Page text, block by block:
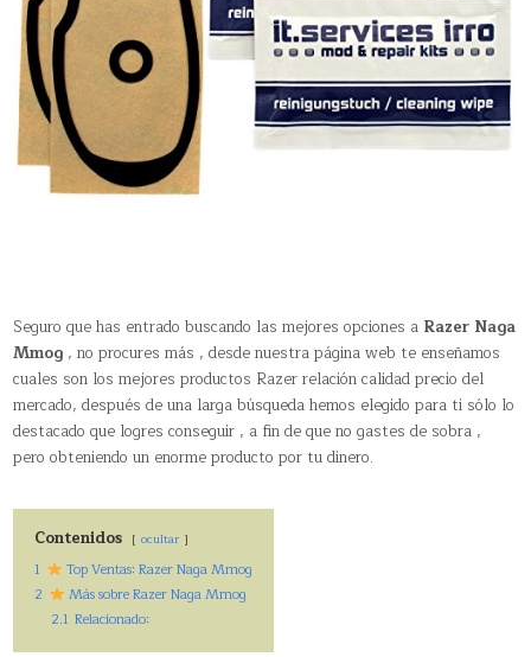
Seguro que has entrado buscando las mejores opciones a Razer Naga
Mmog , no procures más , desde nuestra página web te enseñamos
cuales son los mejores productos Razer relación calidad precio del
mercado, después de una larga búsqueda hemos elegido para ti sólo lo
destacado que logres conseguir , a fin de que no gastes de sobra ,
pero obteniendo un enorme producto por tu dinero.
Contenidos ocultar
1
Top Ventas: Razer Naga Mmog
2
Más sobre Razer Naga Mmog
2.1 Relacionado: